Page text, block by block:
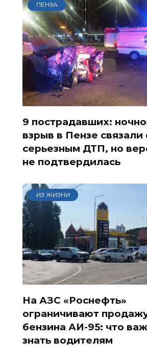
ПЕНЗА
9 пострадавших:
взрыв в Пензе связали
серьезным ДТП, но
не подтвердилась
ИЗ ЖИЗНИ
На АЗС «Роснефть»
ограничивают
бензина АИ-95: что
знать водителям